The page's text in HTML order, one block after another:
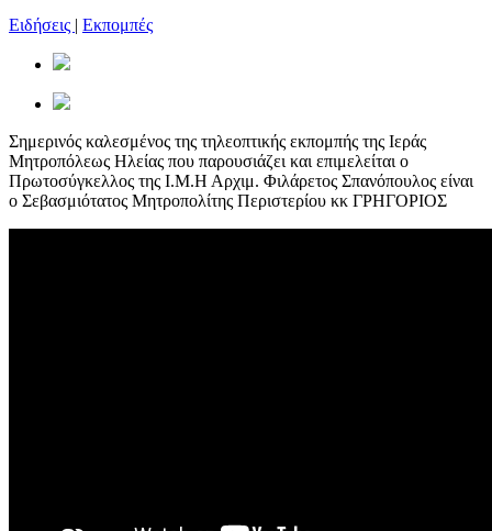
Ειδήσεις | Εκπομπές
Σημερινός καλεσμένος της τηλεοπτικής εκπομπής της Ιεράς
Μητροπόλεως Ηλείας που παρουσιάζει και επιμελείται ο
Πρωτοσύγκελλος της Ι.Μ.Η Αρχιμ. Φιλάρετος Σπανόπουλος είναι
ο Σεβασμιότατος Μητροπολίτης Περιστερίου κκ ΓΡΗΓΟΡΙΟΣ